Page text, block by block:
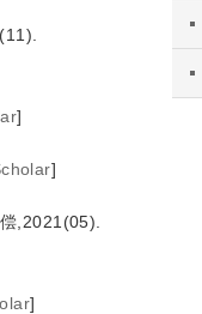
]
]
,2021(05).
]